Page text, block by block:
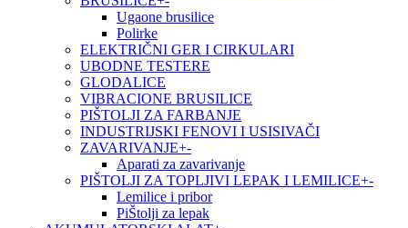
Ugaone brusilice
Polirke
ELEKTRIČNI GER I CIRKULARI
UBODNE TESTERE
GLODALICE
VIBRACIONE BRUSILICE
PIŠTOLJI ZA FARBANJE
INDUSTRIJSKI FENOVI I USISIVAČI
ZAVARIVANJE+-
Aparati za zavarivanje
PIŠTOLJI ZA TOPLJIVI LEPAK I LEMILICE+-
Lemilice i pribor
PiŠtolji za lepak